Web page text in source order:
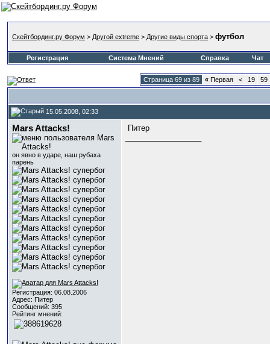
Скейтбординг.ру Форум > Другой extreme > Другие виды спорта > футбол
Регистрация Система Мнений Справка Чат
Страница 69 из 89 « Первая < 19 59
15.05.2008, 02:33
Mars Attacks!
он явно в ударе, наш рубаха
парень
Регистрация: 06.08.2006
Адрес: Питер
Сообщений: 395
Рейтинг мнений:
Питер